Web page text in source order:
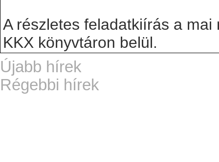
A részletes feladatkiírás a
KKX könyvtáron belül.
Újabb hírek
Régebbi hírek